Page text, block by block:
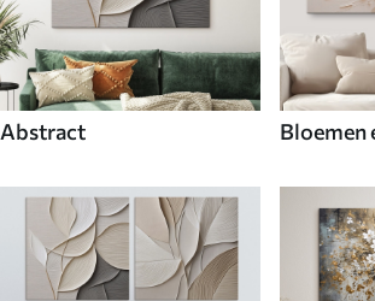
Abstract Bloemen